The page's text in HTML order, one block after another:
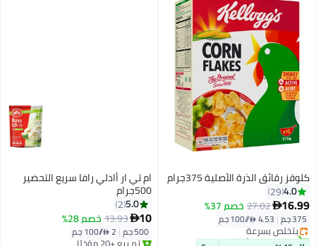
كلوقز رقائق الذرة الأصلية 375جرام
4.0
29
16.99
27.02خصم 37%
375 جم |
#6 في الرقائق
أقل سعر في 7 يوم
بتخلّص بسرعة
تم بيع +30 مؤخرًا
ام تي ار أادلي رافا سريع التحضير
500جرام
5.0
2
10
13.93خصم 28%
500 جم |